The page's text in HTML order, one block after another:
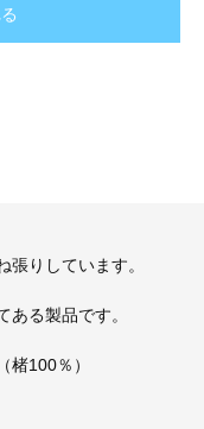
りしています。
ある製品です。
100％）